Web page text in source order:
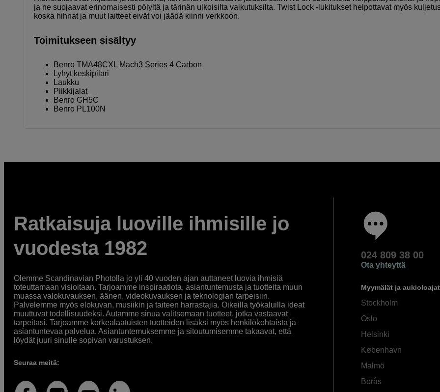
ja ne suojaavat erinomaisesti pölyltä ja tärinän ulkoisilta vaikutuksilta. Twist Lock -lukitukset helpottavat myös
koska hihnat ja muut laitteet eivät voi jäädä kiinni verkkoon.
Toimitukseen sisältyy
Benro TMA48CXL Mach3 Series 4 Carbon
Lyhyt keskipilari
Laukku
Piikkijalat
Benro GH5C
Benro PL100N
Ratkaisuja luoville ihmisille jo
vuodesta 1982
Olemme Scandinavian Photolla jo yli 40 vuoden ajan auttaneet luovia ihmisiä
toteuttamaan visioitaan. Tarjoamme inspiraatiota, asiantuntemusta ja tuotteita muun
muassa valokuvauksen, äänen, videokuvauksen ja teknologian tarpeisiin.
Palvelemme myös elokuvan, musiikin ja taiteen harrastajia. Oikeilla työkaluilla ideat
muuttuvat todellisuudeksi. Autamme sinua valitsemaan tuotteet, jotka vastaavat
tarpeitasi. Tarjoamme korkealaatuisten tuotteiden lisäksi myös henkilökohtaista ja
asiantuntevaa palvelua. Asiantuntemuksemme ja sitoutumisemme takaavat, että
löydät juuri sinulle sopivan varustuksen.
Seuraa meitä:
024 809 38 00
Ota yhteyttä
Myymälät ja aukioloajat
Stockholm
Oslo
Helsinki
København
Malmö
Borås